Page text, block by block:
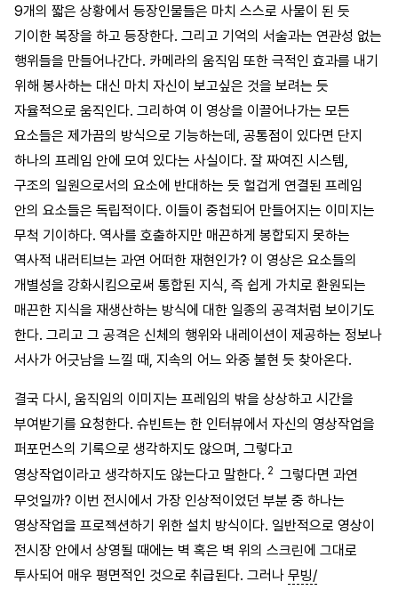
9개의 짧은 상황에서 등장인물들은 마치 스스로 사물이 된 듯
기이한 복장을 하고 등장한다. 그리고 기억의 서술과는 연관성 없는
행위들을 만들어나간다. 카메라의 움직임 또한 극적인 효과를 내기
위해 봉사하는 대신 마치 자신이 보고싶은 것을 보려는 듯
자율적으로 움직인다. 그리하여 이 영상을 이끌어나가는 모든
요소들은 제가끔의 방식으로 기능하는데, 공통점이 있다면 단지
하나의 프레임 안에 모여 있다는 사실이다. 잘 짜여진 시스템,
구조의 일원으로서의 요소에 반대하는 듯 헐겁게 연결된 프레임
안의 요소들은 독립적이다. 이들이 중첩되어 만들어지는 이미지는
무척 기이하다. 역사를 호출하지만 매끈하게 봉합되지 못하는
역사적 내러티브는 과연 어떠한 재현인가? 이 영상은 요소들의
개별성을 강화시킴으로써 통합된 지식, 즉 쉽게 가치로 환원되는
매끈한 지식을 재생산하는 방식에 대한 일종의 공격처럼 보이기도
한다. 그리고 그 공격은 신체의 행위와 내레이션이 제공하는 정보나
서사가 어긋남을 느낄 때, 지속의 어느 와중 불현 듯 찾아온다.
결국 다시, 움직임의 이미지는 프레임의 밖을 상상하고 시간을
부여받기를 요청한다. 슈빈트는 한 인터뷰에서 자신의 영상작업을
퍼포먼스의 기록으로 생각하지도 않으며, 그렇다고
영상작업이라고 생각하지도 않는다고 말한다. 2 그렇다면 과연
무엇일까? 이번 전시에서 가장 인상적이었던 부분 중 하나는
영상작업을 프로젝션하기 위한 설치 방식이다. 일반적으로 영상이
전시장 안에서 상영될 때에는 벽 혹은 벽 위의 스크린에 그대로
투사되어 매우 평면적인 것으로 취급된다. 그러나 무빙/